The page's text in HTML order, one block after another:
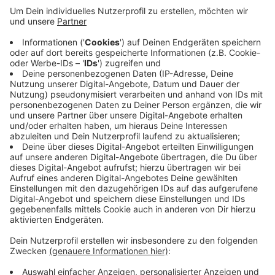
Veröffentlicht:Donnerstag, 13.06.2019 07:40
Anzeige
Der Komplex brannte bis auf die Grundmauern nieder.
Aktuell würden Einsatzkräfte letzte Glutnester
ablöschen, heißt es von der Feuerwehr. Danach würden
dann die Aufräumarbeiten beginnen. Wie lange die
andauern, stehe noch nicht fest. Die Feuerwehr war
gestern zeitweise mit 140 Kräften im Einsatz.
Anzeige